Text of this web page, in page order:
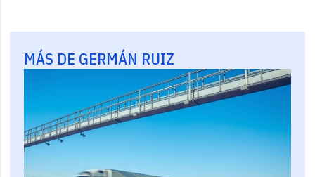
MÁS DE GERMÁN RUIZ